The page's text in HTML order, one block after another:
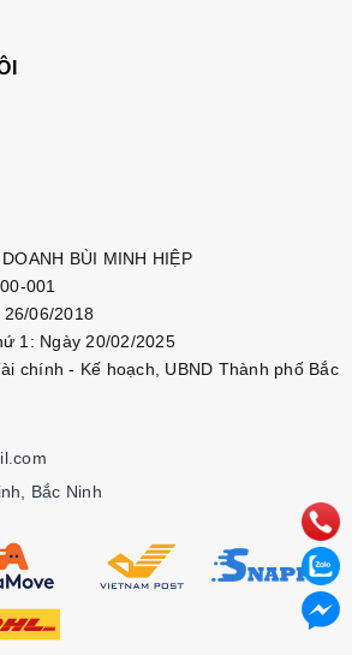
BÙI MINH HIỆP
001
06/2018
1: Ngày 20/02/2025
chính - Kế hoạch, UBND Thành phố Bắc
Bắc Ninh